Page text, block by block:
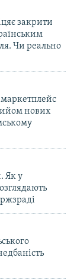
закрити
Чи реально
нових
Як у